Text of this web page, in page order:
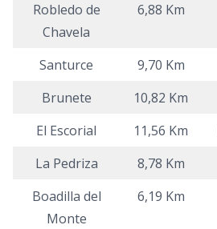
Robledo de
Chavela
6,88 Km
Santurce 9,70 Km
Brunete
10,82 Km
El Escorial
11,56 Km
La Pedriza
8,78 Km
Boadilla del
Monte
6,19 Km